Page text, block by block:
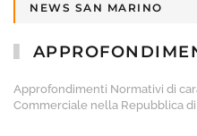
NEWS SAN MARINO
Approfondimenti Normativi di
Commerciale nella Repubblica di